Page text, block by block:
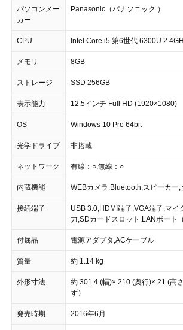
パソコンメー
カー
Panasonic（パナソニック ）
CPU Intel Core i5 第6世代 6300U
メモリ 8GB
ストレージ SSD 256GB
表示能力 12.5インチ Full HD (1920×1080)
OS Windows 10 Pro 64bit
光学ドライブ 非搭載
ネットワーク 有線：○,無線：○
内蔵機能 WEBカメラ,Bluetooth,スピーカー,
接続端子
USB 3.0,HDMI端子,VGA端子,マイ
力,SDカードスロット,LANポート
付属品 電源アダプタ,ACケーブル
質量 約 1.14 kg
外形寸法
約 301.4 (幅)× 210 (奥行)× 21 (高
ず）
発売時期 2016年6月